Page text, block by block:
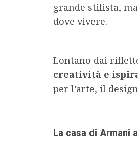
grande stilista,
dove vivere.
Lontano dai
creatività e
per l’arte, il
La casa di Armani